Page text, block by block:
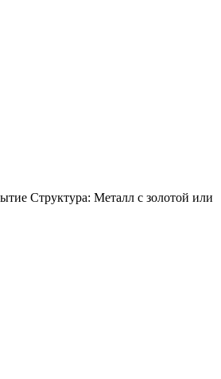
Структура: Металл с золотой или